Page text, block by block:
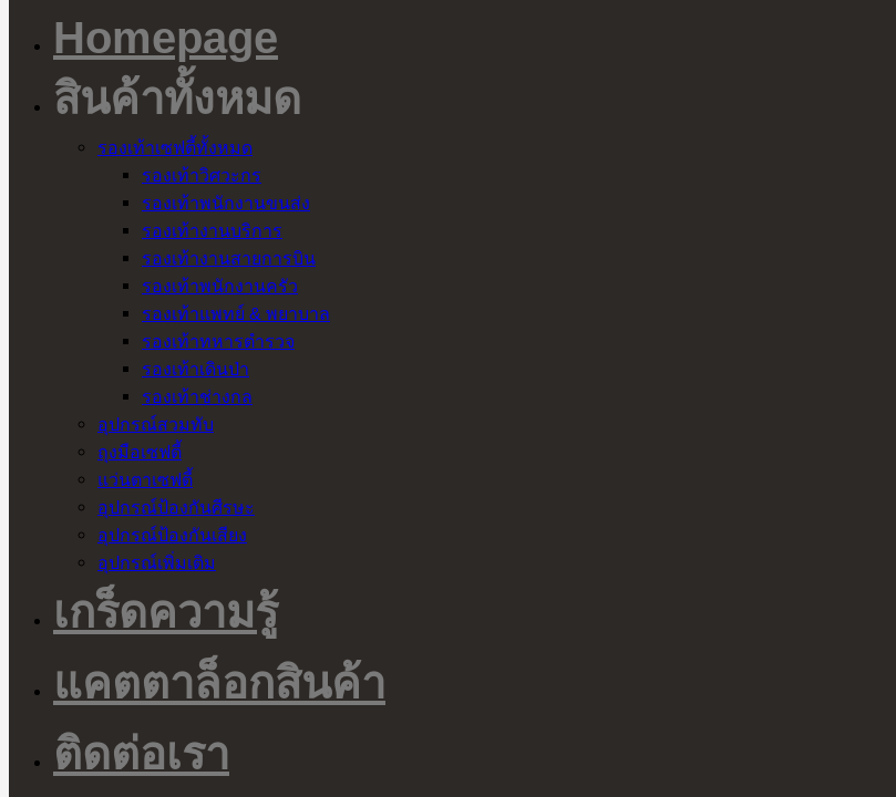
Homepage
สินค้าทั้งหมด
รองเท้าเซฟตี้ทั้งหมด
รองเท้าวิศวะกร
รองเท้าพนักงานขนส่ง
รองเท้างานบริการ
รองเท้างานสายการบิน
รองเท้าพนักงานครัว
รองเท้าแพทย์ & พยาบาล
รองเท้าทหารตำรวจ
รองเท้าเดินป่า
รองเท้าช่างกล
อุปกรณ์สวมทับ
ถุงมือเซฟตี้
แว่นตาเซฟตี้
อุปกรณ์ป้องกันศีรษะ
อุปกรณ์ป้องกันเสียง
อุปกรณ์เพิ่มเติม
เกร็ดความรู้
แคตตาล็อกสินค้า
ติดต่อเรา